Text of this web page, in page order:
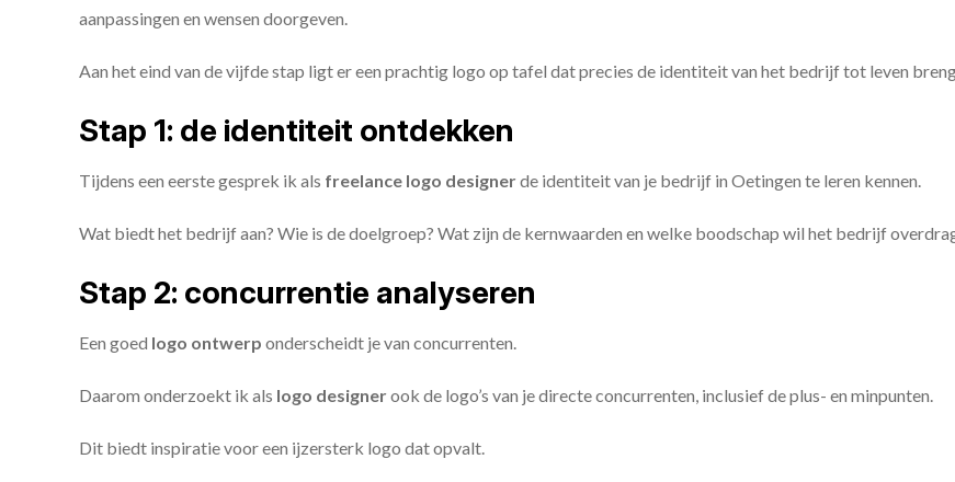
aanpassingen en wensen doorgeven.
Aan het eind van de vijfde stap ligt er een prachtig logo op tafel dat precies de identiteit van het bedrijf tot leven
Stap 1: de identiteit ontdekken
Tijdens een eerste gesprek ik als freelance logo designerde identiteit van je bedrijf in Oetingen te leren kennen.
Wat biedt het bedrijf aan? Wie is de doelgroep? Wat zijn de kernwaarden en welke boodschap wil het bedrijf
Stap 2: concurrentie analyseren
Een goed logo ontwerp onderscheidt je van concurrenten.
Daarom onderzoekt ik als logo designerook de logo’s van je directe concurrenten, inclusief de plus- en minpunten.
Dit biedt inspiratie voor een ijzersterk logo dat opvalt.